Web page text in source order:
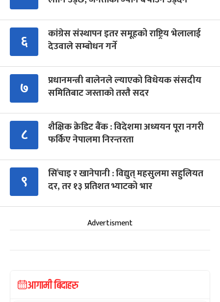
६
कांग्रेस संस्थापन इतर समूहको राष्ट्रिय भेलालाई
देउवाले सम्बोधन गर्ने
७
प्रधानमन्त्री बालेनले ल्याएको विधेयक संसदीय
समितिबाट जस्ताको तस्तै सदर
८
शैक्षिक क्रेडिट बैंक : विदेशमा अध्ययन पूरा नगरी
फर्किए नेपालमा निरन्तरता
९
सिँचाइ र खानेपानी : विद्युत् महसुलमा सहुलियत
दर, तर १३ प्रतिशत भ्याटको भार
Advertisment
आगामी बिदाहरु